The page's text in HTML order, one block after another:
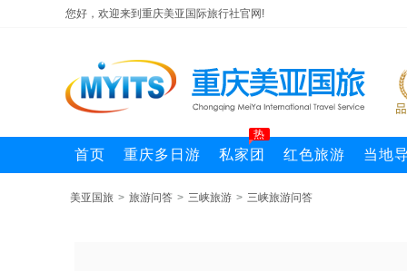
您好，欢迎来到重庆美亚国际旅行社官网!
首页 重庆多日游 私家团
热
红色旅游 当地
美亚国旅 > 旅游问答 > 三峡旅游 > 三峡旅游问答